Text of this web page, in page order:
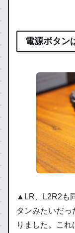
電源ボタン
▲LR、L2R2も
タンみたいだっ
りました。これ